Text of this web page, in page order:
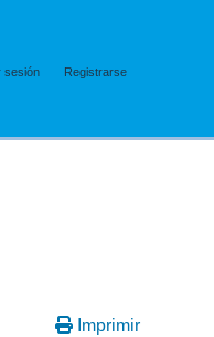
sesión Registrarse
Imprimir